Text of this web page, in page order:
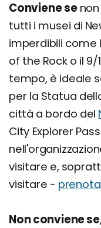
Conviene senon
tutti i musei di
imperdibili come
of the Rock o il 9/
tempo, è ideale
per la Statua
città a bordo del
City Explorer
visitare e,
visitare -
Non conviene se